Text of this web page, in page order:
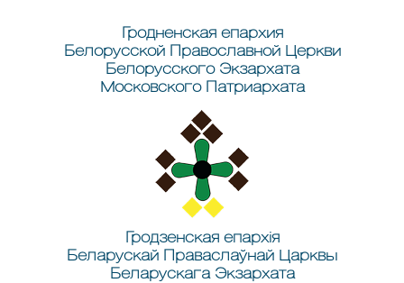
Гродненская епархия
Белорусской Православной Церкви
Белорусского Экзархата
Московского Патриархата
Гродзенская епархія
Беларускай Праваслаўнай Царквы
Беларускага Экзархата